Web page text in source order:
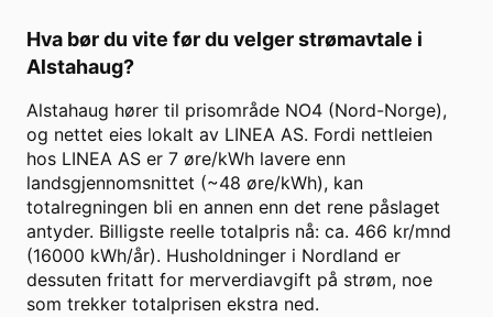
Hva bør du vite før du velger strømavtale i
Alstahaug?
Alstahaug hører til prisområde NO4 (Nord-Norge),
og nettet eies lokalt av LINEA AS. Fordi nettleien
hos LINEA AS er 7 øre/kWh lavere enn
landsgjennomsnittet (~48 øre/kWh), kan
totalregningen bli en annen enn det rene påslaget
antyder. Billigste reelle totalpris nå: ca. 466 kr/mnd
(16000 kWh/år). Husholdninger i Nordland er
dessuten fritatt for merverdiavgift på strøm, noe
som trekker totalprisen ekstra ned.